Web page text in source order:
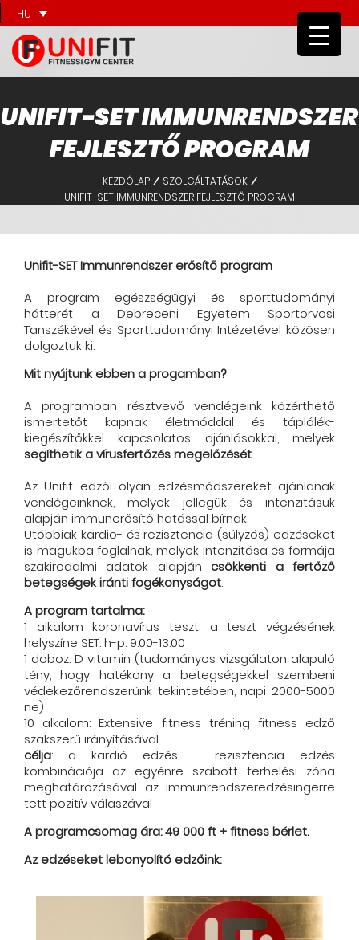
HU
UNIFIT-SET IMMUNRENDSZER
FEJLESZTŐ PROGRAM
KEZDŐLAP / SZOLGÁLTATÁSOK /
UNIFIT-SET IMMUNRENDSZER FEJLESZTŐ PROGRAM
Unifit-SET Immunrendszer erősítő program
A program egészségügyi és sporttudományi
hátterét a Debreceni Egyetem Sportorvosi
Tanszékével és Sporttudományi Intézetével közösen
dolgoztuk ki.
Mit nyújtunk ebben a progamban?
A programban résztvevő vendégeink közérthető
ismertetőt kapnak életmóddal és táplálék-
kiegészítőkkel kapcsolatos ajánlásokkal, melyek
segíthetik a vírusfertőzés megelőzését.
Az Unifit edzői olyan edzésmódszereket ajánlanak
vendégeinknek, melyek jellegük és intenzitásuk
alapján immunerősítő hatással bírnak.
Utóbbiak kardio- és rezisztencia (súlyzós) edzéseket
is magukba foglalnak, melyek intenzitása és formája
szakirodalmi adatok alapján csökkenti a fertőző
betegségek iránti fogékonyságot.
A program tartalma:
1 alkalom koronavírus teszt: a teszt végzésének
helyszíne SET: h-p: 9.00-13.00
1 doboz: D vitamin (tudományos vizsgálaton alapuló
tény, hogy hatékony a betegségekkel szembeni
védekezőrendszerünk tekintetében, napi 2000-5000
ne)
10 alkalom: Extensive fitness tréning fitness edző
szakszerű irányításával
célja: a kardió edzés – rezisztencia edzés
kombinációja az egyénre szabott terhelési zóna
meghatározásával az immunrendszeredzésingerre
tett pozitív válaszával
A programcsomag ára: 49 000 ft + fitness bérlet.
Az edzéseket lebonyolító edzőink: